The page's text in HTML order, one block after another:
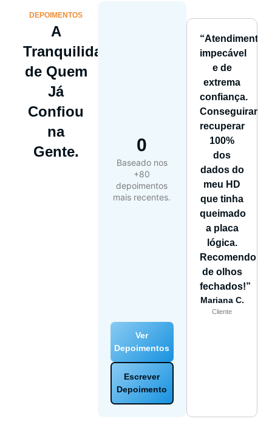
DEPOIMENTOS
A
Tranquilidade
de Quem
Já
Confiou
na
Gente.
0
Baseado nos
+80
depoimentos
mais recentes.
Ver
Depoimentos
Escrever
Depoimento
“Atendimento
impecável
e de
extrema
confiança.
Conseguiram
recuperar
100%
dos
dados do
meu HD
que tinha
queimado
a placa
lógica.
Recomendo
de olhos
fechados!”
Mariana C.
Cliente